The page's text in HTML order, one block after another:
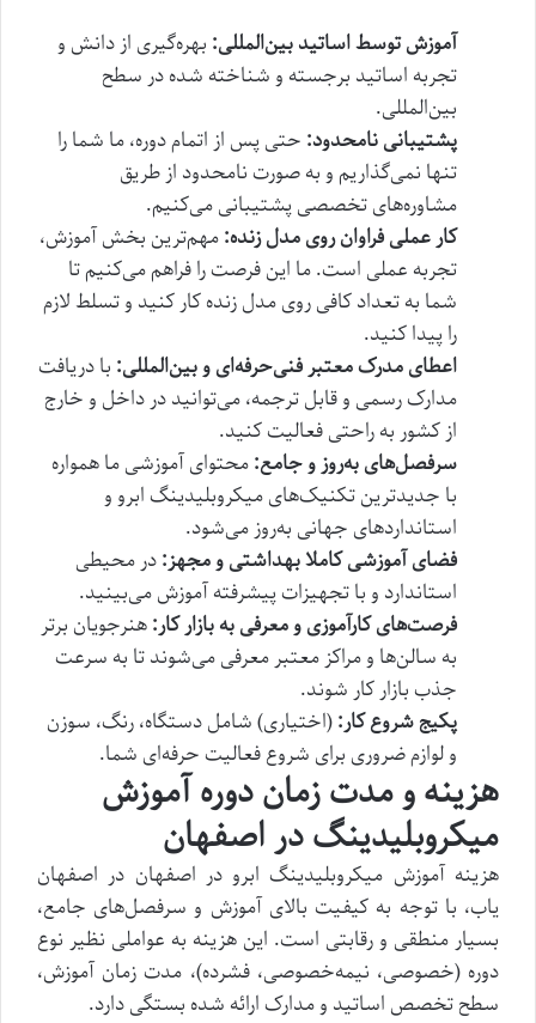
آموزش توسط اساتید بین‌المللی: بهره‌گیری از دانش و
تجربه اساتید برجسته و شناخته شده در سطح
بین‌المللی.
پشتیبانی نامحدود: حتی پس از اتمام دوره، ما شما را
تنها نمی‌گذاریم و به صورت نامحدود از طریق
مشاوره‌های تخصصی پشتیبانی می‌کنیم.
کار عملی فراوان روی مدل زنده:مهم‌ترین بخش آموزش،
تجربه عملی است. ما این فرصت را فراهم می‌کنیم تا
شما به تعداد کافی روی مدل زنده کار کنید و تسلط لازم
را پیدا کنید.
اعطای مدرک معتبر فنی‌حرفه‌ای و بین‌المللی: با دریافت
مدارک رسمی و قابل ترجمه، می‌توانید در داخل و خارج
از کشور به راحتی فعالیت کنید.
سرفصل‌های به‌روز و جامع:محتوای آموزشی ما همواره
با جدیدترین تکنیک‌های میکروبلیدینگ ابرو و
استانداردهای جهانی به‌روز می‌شود.
فضای آموزشی کاملا بهداشتی و مجهز:در محیطی
استاندارد و با تجهیزات پیشرفته آموزش می‌بینید.
فرصت‌های کارآموزی و معرفی به بازار کار:هنرجویان برتر
به سالن‌ها و مراکز معتبر معرفی می‌شوند تا به سرعت
جذب بازار کار شوند.
پکیج شروع کار:(اختیاری) شامل دستگاه، رنگ، سوزن
و لوازم ضروری برای شروع فعالیت حرفه‌ای شما.
هزینه و مدت زمان دوره آموزش
میکروبلیدینگ در اصفهان
هزینه آموزش میکروبلیدینگ ابرو در اصفهان در اصفهان
یاب، با توجه به کیفیت بالای آموزش و سرفصل‌های جامع،
بسیار منطقی و رقابتی است. این هزینه به عواملی نظیر نوع
دوره (خصوصی، نیمه‌خصوصی، فشرده)، مدت زمان آموزش،
سطح تخصص اساتید و مدارک ارائه شده بستگی دارد.